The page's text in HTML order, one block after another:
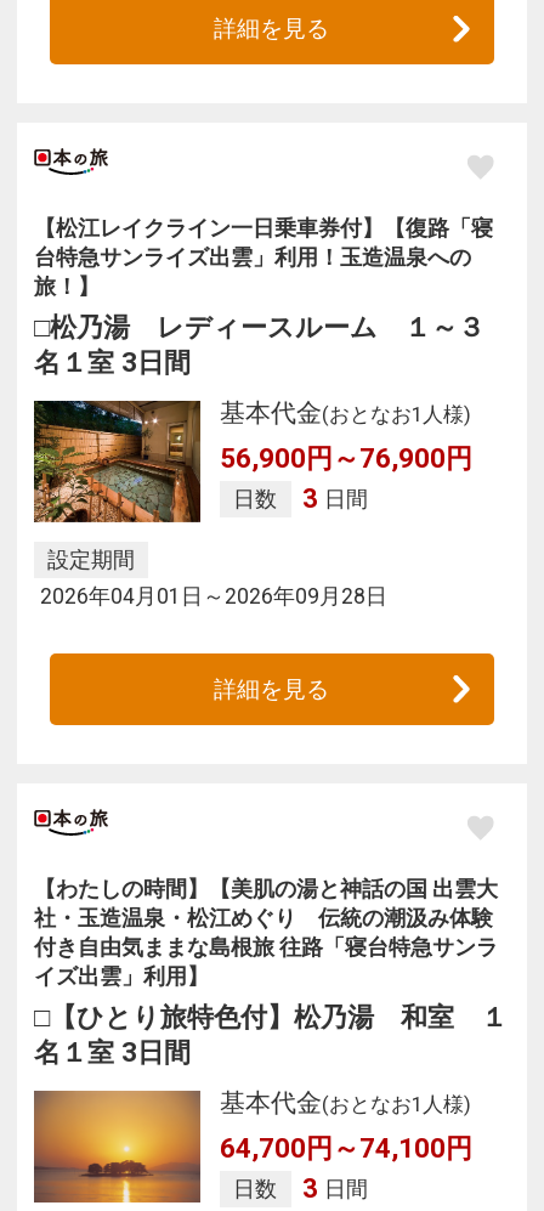
詳細を見る
【松江レイクライン一日乗車券付】【復路「寝
台特急サンライズ出雲」利用！玉造温泉への
旅！】
□松乃湯 レディースルーム １～３
名１室 3日間
基本代金(おとなお1人様)
56,900円～76,900円
日数 3 日間
設定期間
2026年04月01日～2026年09月28日
詳細を見る
【わたしの時間】【美肌の湯と神話の国 出雲大
社・玉造温泉・松江めぐり 伝統の潮汲み体験
付き自由気ままな島根旅 往路「寝台特急サンラ
イズ出雲」利用】
□【ひとり旅特色付】松乃湯 和室 １
名１室 3日間
基本代金(おとなお1人様)
64,700円～74,100円
日数 3 日間